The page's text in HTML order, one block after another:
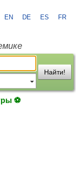
EN DE ES FR
Найти!
⚽